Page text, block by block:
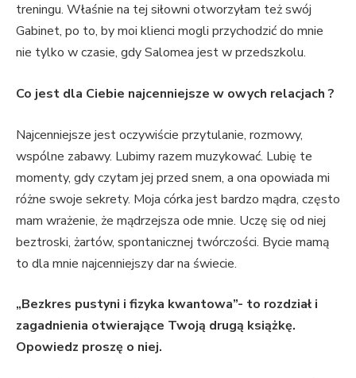
treningu. Właśnie na tej siłowni otworzyłam też swój
Gabinet, po to, by moi klienci mogli przychodzić do mnie
nie tylko w czasie, gdy Salomea jest w przedszkolu.
Co jest dla Ciebie najcenniejsze w owych relacjach ?
Najcenniejsze jest oczywiście przytulanie, rozmowy,
wspólne zabawy. Lubimy razem muzykować. Lubię te
momenty, gdy czytam jej przed snem, a ona opowiada mi
różne swoje sekrety. Moja córka jest bardzo mądra, często
mam wrażenie, że mądrzejsza ode mnie. Uczę się od niej
beztroski, żartów, spontanicznej twórczości. Bycie mamą
to dla mnie najcenniejszy dar na świecie.
„Bezkres pustyni i fizyka kwantowa”- to rozdział i
zagadnienia otwierające Twoją drugą książkę.
Opowiedz proszę o niej.